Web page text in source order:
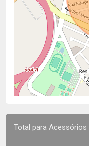
Total para Acessórios